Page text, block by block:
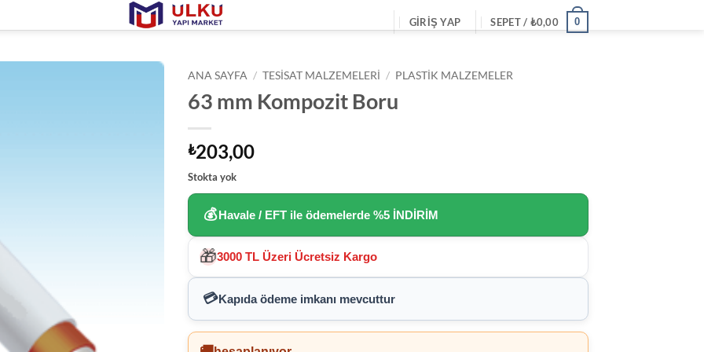
GIRIŞ YAP SEPET / ₺0,00 0
ANA SAYFA / TESISAT MALZEMELERI / PLASTIK MALZEMELER
63 mm Kompozit Boru
₺203,00
Stokta yok
💰 Havale / EFT ile ödemelerde %5 İNDİRİM
🎁3000 TL Üzeri Ücretsiz Kargo
💳Kapıda ödeme imkanı mevcuttur